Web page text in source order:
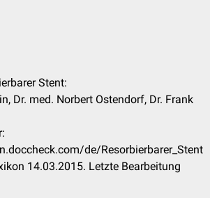
Stent:
Dr. med. Norbert Ostendorf, Dr. Frank
de/Resorbierbarer_Stent
14.03.2015. Letzte Bearbeitung